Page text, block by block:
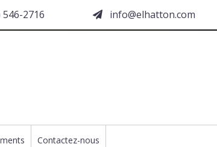
546-2716 moc.nottahle@ofni
Contactez-nous